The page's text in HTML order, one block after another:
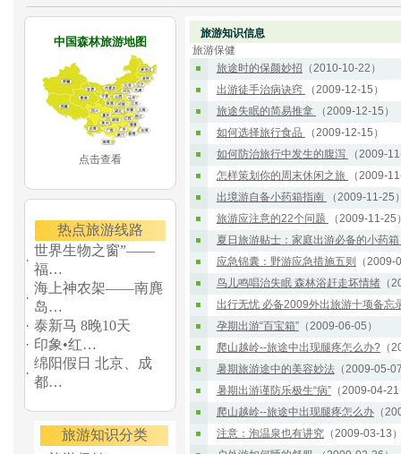
中国森林旅游地图
点击查看
热点旅游线路
·
世界生物之窗”——
福…
·
海上神农架——南麂
岛…
· 泰新马 8晚10天
· 印象•红…
·
绵阳假日 北京、成
都…
旅游知识分类
旅游知识信息
旅游保健
旅途时的保颜妙招 （2010-10-22）
出游徒手治病诀窍
（2009-12-15）
旅途失眠的简易推拿
（2009-12-15）
如何选择旅行食品
（2009-12-15）
如何防治旅行中发生的腹泻
（2009-
怎样策划你的周末休闲之旅
（2009-
出境游自备小药箱指南
（2009-11-25
旅游应注意的22个问题
（2009-11-25
夏日旅游贴士：家庭出游必备的小药箱
应急锦囊：野游应急措施五则
（
鸟儿鸣唱治失眠 森林浴赶走坏情绪（
出行无忧 必备2009外出旅游十项备忘
孕期出游“百宝箱”（2009-06-05）
爬山越岭--旅途中出现腿疼怎么办?（
暑期旅游途中的美容妙法（2009-05-
暑期出游谨防乐极生“病”（2009-04-21
爬山越岭--旅途中出现腿疼怎么办（
注意：泡温泉也有讲究（2009-03-13